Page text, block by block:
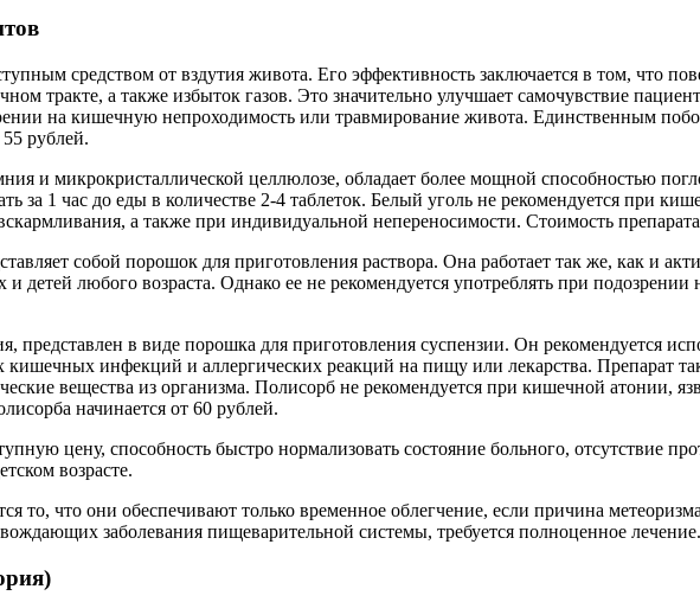
средством от вздутия живота. Его эффективность заключается в том, что
тракте, а также избыток газов. Это значительно улучшает самочувствие
на кишечную непроходимость или травмирование живота. Единственным
рублей.
и микрокристаллической целлюлозе, обладает более мощной способностью
за 1 час до еды в количестве 2-4 таблеток. Белый уголь не рекомендуется при
а также при индивидуальной непереносимости. Стоимость препарата
собой порошок для приготовления раствора. Она работает так же, как и
и детей любого возраста. Однако ее не рекомендуется употреблять при
представлен в виде порошка для приготовления суспензии. Он рекомендуется
инфекций и аллергических реакций на пищу или лекарства. Препарат
вещества из организма. Полисорб не рекомендуется при кишечной атонии,
начинается от 60 рублей.
цену, способность быстро нормализовать состояние больного, отсутствие
возрасте.
то, что они обеспечивают только временное облегчение, если причина
заболевания пищеварительной системы, требуется полноценное лечение.